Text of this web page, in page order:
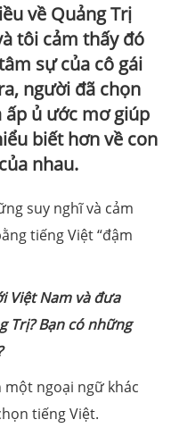
về Quảng Trị
tôi cảm thấy đó
sự của cô gái
người đã chọn
ấp ủ ước mơ giúp
biết hơn về con
nhau.
suy nghĩ và cảm
tiếng Việt “đậm
Việt Nam và đưa
Trị? Bạn có những
ngoại ngữ khác
tiếng Việt.